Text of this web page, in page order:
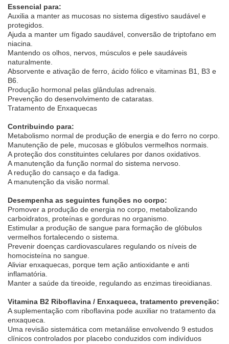
Essencial para:
Auxilia a manter as mucosas no sistema digestivo saudável e
protegidos.
Ajuda a manter um fígado saudável, conversão de triptofano em
niacina.
Mantendo os olhos, nervos, músculos e pele saudáveis
naturalmente.
Absorvente e ativação de ferro, ácido fólico e vitaminas B1, B3 e
B6.
Produção hormonal pelas glândulas adrenais.
Prevenção do desenvolvimento de cataratas.
Tratamento de Enxaquecas
Contribuindo para:
Metabolismo normal de produção de energia e do ferro no corpo.
Manutenção de pele, mucosas e glóbulos vermelhos normais.
A proteção dos constituintes celulares por danos oxidativos.
A manutenção da função normal do sistema nervoso.
A redução do cansaço e da fadiga.
A manutenção da visão normal.
Desempenha as seguintes funções no corpo:
Promover a produção de energia no corpo, metabolizando
carboidratos, proteínas e gorduras no organismo.
Estimular a produção de sangue para formação de glóbulos
vermelhos fortalecendo o sistema.
Prevenir doenças cardiovasculares regulando os níveis de
homocisteína no sangue.
Aliviar enxaquecas, porque tem ação antioxidante e anti
inflamatória.
Manter a saúde da tireoide, regulando as enzimas tireoidianas.
Vitamina B2 Riboflavina / Enxaqueca, tratamento prevenção:
A suplementação com riboflavina pode auxiliar no tratamento da
enxaqueca.
Uma revisão sistemática com metanálise envolvendo 9 estudos
clínicos controlados por placebo conduzidos com indivíduos